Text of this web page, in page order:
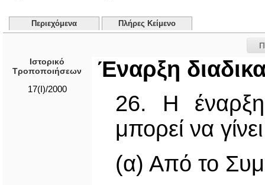
Περιεχόμενα Πλήρες Κείμενο
Ιστορικό
Τροποποιήσεων
17(I)/2000
Έναρξη
26. Η έναρξη
μπορεί να
(α) Από το